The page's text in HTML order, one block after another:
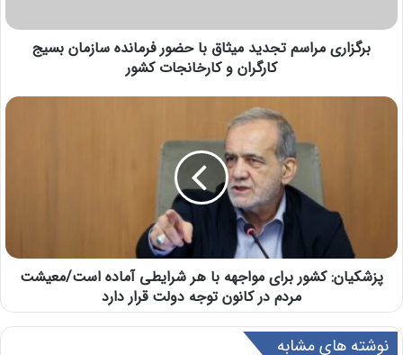
برگزاری مراسم تجدید میثاق با حضور فرمانده سازمان بسیج
کارگران و کارخانجات کشور
پزشکیان: کشور برای مواجهه با هر شرایطی آماده است/معیشت
مردم در کانون توجه دولت قرار دارد
نوشته های مشابه